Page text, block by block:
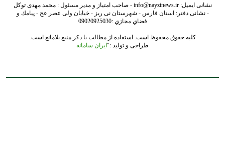
نشانی ایمیل: info@nayzinews.ir - صاحب امتیاز و مدیر مسئول : محمد مهدی توکل
- نشانی دفتر: استان فارس - شهرستان نی ریز - خیابان ولی عصر عج - پيامك و
فضاي مجازي :09020925030
کلیه حقوق محفوظ است. استفاده از مطالب با ذکر منبع بلامانع است.
طراحی و تولید :" ایران سامانه